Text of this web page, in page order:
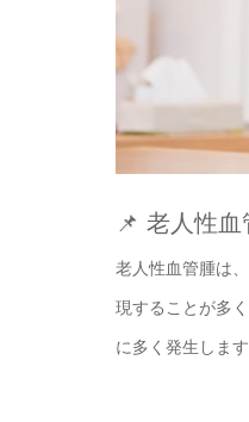
📌 老人性血
老人性血管腫は
現することが多く
に多く発生しま